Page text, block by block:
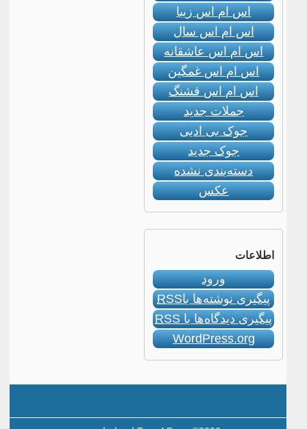
اس ام اس زیبا
اس ام اس سال
اس ام اس عاشقانه
اس ام اس غمگین
اس ام اس قشنگ
جملات جدید
جوک بی ادبی
جوک جدید
دسته‌بندی نشده
عکس
اطلاعات
ورود
پیگیری نوشته‌ها باRSS
پیگیری دیدگاه‌ها باRSS
WordPress.org